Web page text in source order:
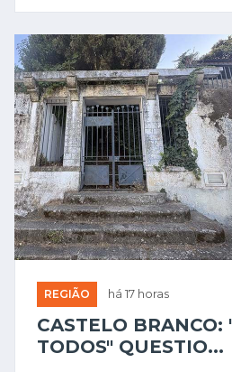
REGIÃO há 17 horas
CASTELO BRANCO:
TODOS" QUESTIO...